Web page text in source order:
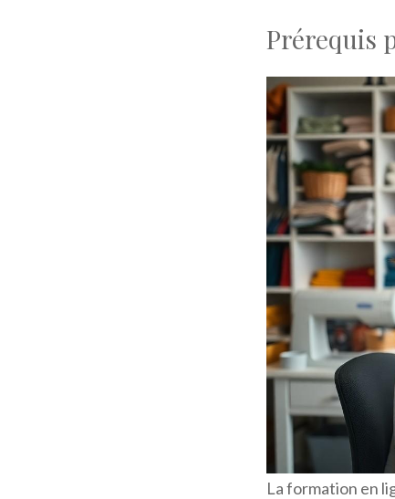
Prérequis
La formation en